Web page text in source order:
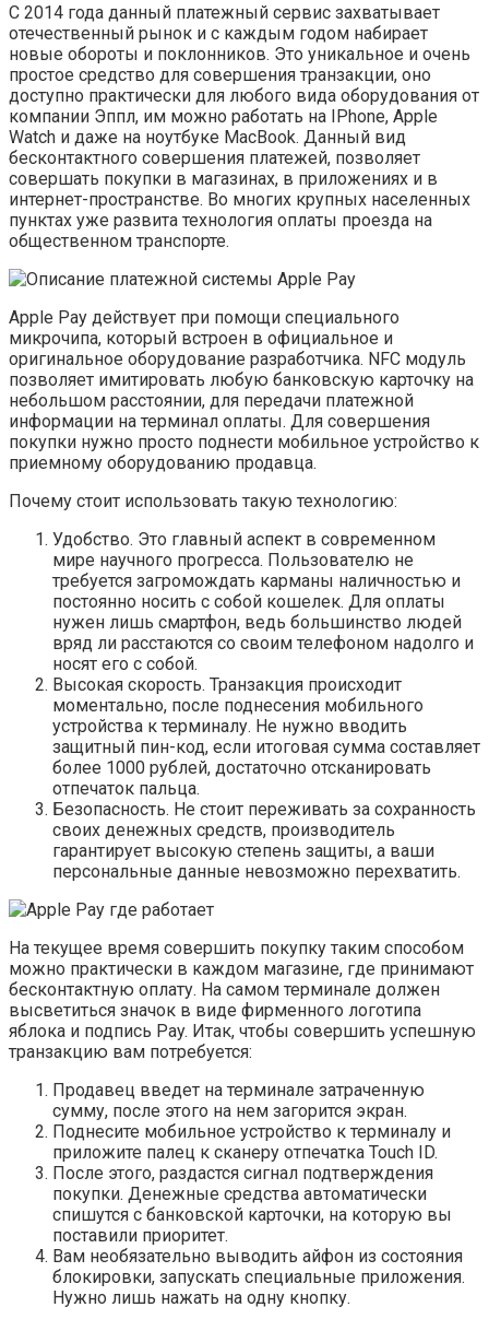
С 2014 года данный платежный сервис захватывает
отечественный рынок и с каждым годом набирает
новые обороты и поклонников. Это уникальное и очень
простое средство для совершения транзакции, оно
доступно практически для любого вида оборудования от
компании Эппл, им можно работать на IPhone, Apple
Watch и даже на ноутбуке MacBook. Данный вид
бесконтактного совершения платежей, позволяет
совершать покупки в магазинах, в приложениях и в
интернет-пространстве. Во многих крупных населенных
пунктах уже развита технология оплаты проезда на
общественном транспорте.
Apple Pay действует при помощи специального
микрочипа, который встроен в официальное и
оригинальное оборудование разработчика. NFC модуль
позволяет имитировать любую банковскую карточку на
небольшом расстоянии, для передачи платежной
информации на терминал оплаты. Для совершения
покупки нужно просто поднести мобильное устройство к
приемному оборудованию продавца.
Почему стоит использовать такую технологию:
Удобство. Это главный аспект в современном
мире научного прогресса. Пользователю не
требуется загромождать карманы наличностью и
постоянно носить с собой кошелек. Для оплаты
нужен лишь смартфон, ведь большинство людей
вряд ли расстаются со своим телефоном надолго и
носят его с собой.
Высокая скорость. Транзакция происходит
моментально, после поднесения мобильного
устройства к терминалу. Не нужно вводить
защитный пин-код, если итоговая сумма составляет
более 1000 рублей, достаточно отсканировать
отпечаток пальца.
Безопасность. Не стоит переживать за сохранность
своих денежных средств, производитель
гарантирует высокую степень защиты, а ваши
персональные данные невозможно перехватить.
На текущее время совершить покупку таким способом
можно практически в каждом магазине, где принимают
бесконтактную оплату. На самом терминале должен
высветиться значок в виде фирменного логотипа
яблока и подпись Pay. Итак, чтобы совершить успешную
транзакцию вам потребуется:
Продавец введет на терминале затраченную
сумму, после этого на нем загорится экран.
Поднесите мобильное устройство к терминалу и
приложите палец к сканеру отпечатка Touch ID.
После этого, раздастся сигнал подтверждения
покупки. Денежные средства автоматически
спишутся с банковской карточки, на которую вы
поставили приоритет.
Вам необязательно выводить айфон из состояния
блокировки, запускать специальные приложения.
Нужно лишь нажать на одну кнопку.